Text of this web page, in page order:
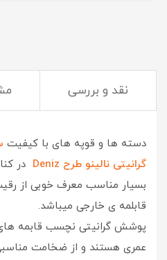
نقد و بررسی
بررسی محصول
دسته ها و قوپه های با کیفیت
گرانیتی نالینو طرح Deniz
در
بسیار مناسب معرف خوبی از
قابلمه ی خارجی میباشد.
پوشش گرانیتی نچسب قابمه های
عمری هستند و از ضخامت